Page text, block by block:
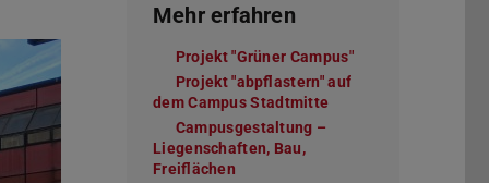
Mehr erfahren
Projekt "Grüner Campus"
Projekt "abpflastern" auf
dem Campus Stadtmitte
Campusgestaltung –
Liegenschaften, Bau,
Freiflächen